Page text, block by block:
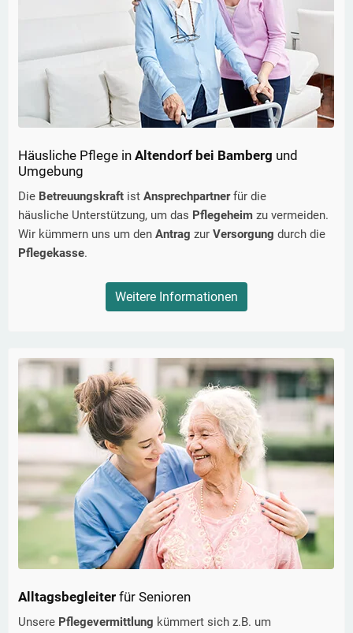
Häusliche Pflege in Altendorf bei Bamberg und
Umgebung
Die Betreuungskraft ist Ansprechpartnerfür die
häusliche Unterstützung, um das Pflegeheim zu vermeiden.
Wir kümmern uns um den Antrag zur Versorgung durch die
Pflegekasse.
Weitere Informationen
Alltagsbegleiter für Senioren
Unsere Pflegevermittlung kümmert sich z.B. um